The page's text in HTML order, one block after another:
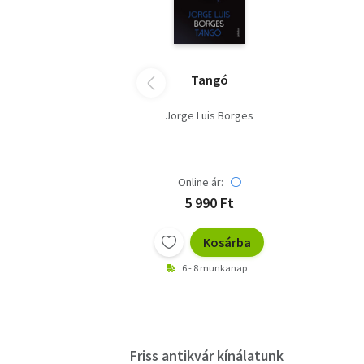
Tangó
Jorge Luis Borges
Online ár:
5 990 Ft
Kosárba
6 - 8 munkanap
Friss antikvár kínálatunk